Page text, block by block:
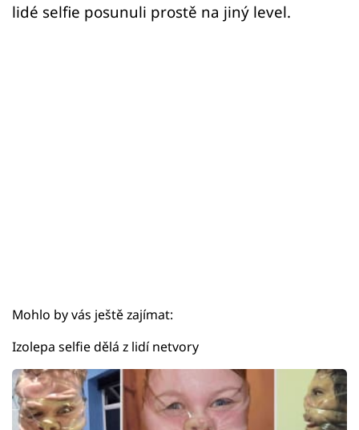
Sex a vztahy
lidé selfie posunuli prostě na jiný level.
Mohlo by vás ještě zajímat:
Izolepa selfie dělá z lidí netvory